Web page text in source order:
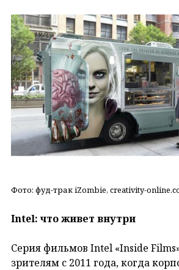
Фото: фуд-трак iZombie, creativity-
Intel: что живет внутри
Серия фильмов Intel «Inside
зрителям с 2011 года, когда